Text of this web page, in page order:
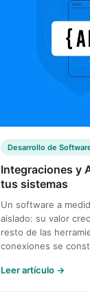
Desarrollo de
Integraciones y
tus sistemas
Un software a
aislado: su valor
resto de las
conexiones se
Leer artículo →